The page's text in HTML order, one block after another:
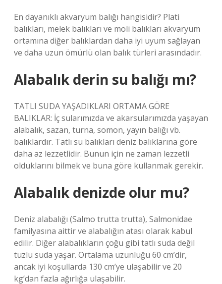
En dayanıklı akvaryum balığı hangisidir? Plati
balıkları, melek balıkları ve moli balıkları akvaryum
ortamına diğer balıklardan daha iyi uyum sağlayan
ve daha uzun ömürlü olan balık türleri arasındadır.
Alabalık derin su balığı mı?
TATLI SUDA YAŞADIKLARI ORTAMA GÖRE
BALIKLAR: İç sularımızda ve akarsularımızda yaşayan
alabalık, sazan, turna, somon, yayın balığı vb.
balıklardır. Tatlı su balıkları deniz balıklarına göre
daha az lezzetlidir. Bunun için ne zaman lezzetli
olduklarını bilmek ve buna göre kullanmak gerekir.
Alabalık denizde olur mu?
Deniz alabalığı (Salmo trutta trutta), Salmonidae
familyasına aittir ve alabalığın atası olarak kabul
edilir. Diğer alabalıkların çoğu gibi tatlı suda değil
tuzlu suda yaşar. Ortalama uzunluğu 60 cm’dir,
ancak iyi koşullarda 130 cm’ye ulaşabilir ve 20
kg’dan fazla ağırlığa ulaşabilir.